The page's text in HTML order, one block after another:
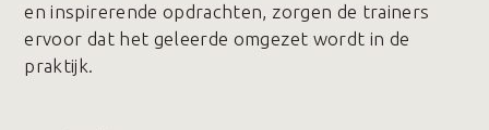
en inspirerende opdrachten, zorgen de trainers
ervoor dat het geleerde omgezet wordt in de
praktijk.